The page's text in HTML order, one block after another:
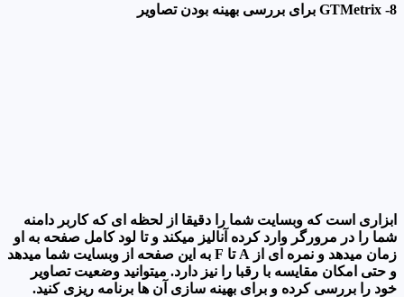
8- GTMetrix برای بررسی بهینه بودن تصاویر
ابزاری است که وبسایت شما را دقیقا از لحظه ای که کاربر دامنه
شما را در مرورگر وارد کرده آنالیز میکند و تا لود کامل صفحه به او
زمان میدهد و نمره ای از A تا F به این صفحه از وبسایت شما میدهد
و حتی امکان مقایسه با رقبا را نیز دارد. میتوانید وضعیت تصاویر
خود را بررسی کرده و برای بهینه سازی آن ها برنامه ریزی کنید.